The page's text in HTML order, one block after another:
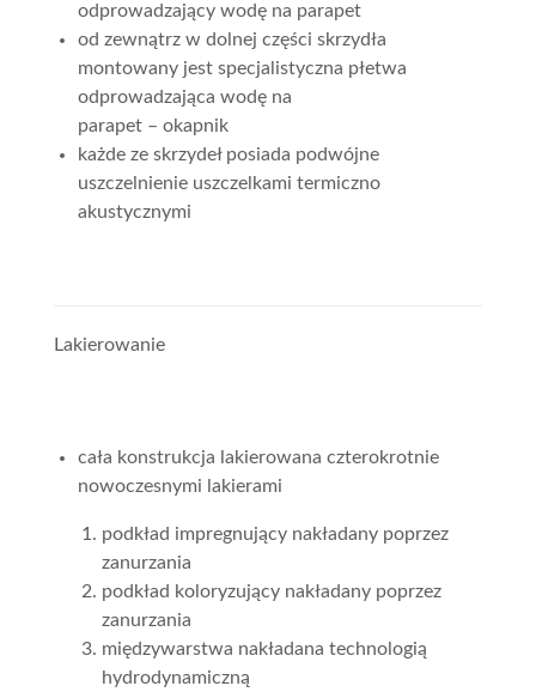
odprowadzający wodę na parapet
od zewnątrz w dolnej części skrzydła
montowany jest specjalistyczna płetwa
odprowadzająca wodę na
parapet – okapnik
każde ze skrzydeł posiada podwójne
uszczelnienie uszczelkami termiczno
akustycznymi
Lakierowanie
cała konstrukcja lakierowana czterokrotnie
nowoczesnymi lakierami
podkład impregnujący nakładany poprzez
zanurzania
podkład koloryzujący nakładany poprzez
zanurzania
międzywarstwa nakładana technologią
hydrodynamiczną